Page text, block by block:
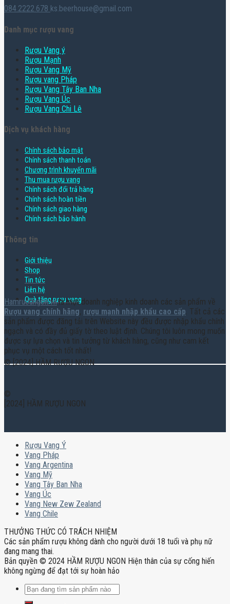
084.2222.678 ks.beerhouse@gmail.com
Danh mục rượu vang
Rượu Vang ý
Rượu Mạnh
Rượu Vang Mỹ
Rượu vang Pháp
Rượu Vang Tây Ban Nha
Rượu Vang Úc
Rượu Vang Chi Lê
Dịch vụ khách hàng
Chính sách bảo mật
Chính sách thanh toán
Chương trình khuyến mãi
Thu mua rượu vang
Chính sách đổi trả hàng
Chính sách hoàn tiền
Chính sách giao hàng
Chính sách bảo hành
Thông tin
Giới thiệu
Shop
Tin tức
Liên hệ
Quà tặng rượu vang
Hamruoungon.vnlà một doanh nghiệp kinh doanh các sản phẩm về
Rượu vang chính hãng, rượu mạnh nhập khẩu cao cấp. Tất cả các
sản phẩm được đăng tải trên Website này đều được nhập khẩu chính
ngạch và có đầy đủ giấy tờ theo luật định. Chúng tôi luôn mong muốn
được sự lựa chọn và tin tưởng từ khách hàng, cũng như cam kết
phục vụ một cách tốt nhất!
© [2024] HẦM RƯỢU NGON
©
[2024] HẦM RƯỢU NGON
Rượu Vang Ý
Vang Pháp
Vang Argentina
Vang Mỹ
Vang Tây Ban Nha
Vang Úc
Vang New Zew Zealand
Vang Chile
THƯỞNG THỨC CÓ TRÁCH NHIỆM
Các sản phẩm rượu không dành cho người dưới 18 tuổi và phụ nữ
đang mang thai.
Bản quyền © 2024 HẦM RƯỢU NGON Hiện thân của sự cống hiến
không ngừng để đạt tới sự hoàn hảo
Tìm
kiếm: